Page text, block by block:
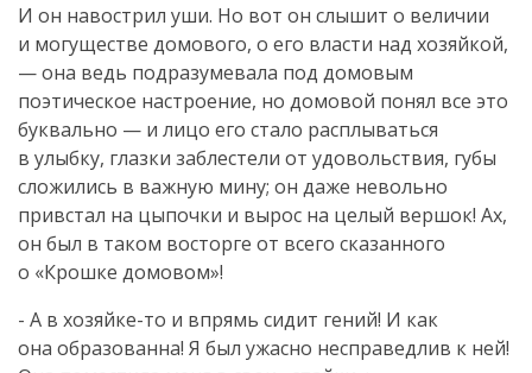
И он навострил уши. Но вот он слышит о величии
и могуществе домового, о его власти над хозяйкой,
— она ведь подразумевала под домовым
поэтическое настроение, но домовой понял все это
буквально — и лицо его стало расплываться
в улыбку, глазки заблестели от удовольствия, губы
сложились в важную мину; он даже невольно
привстал на цыпочки и вырос на целый вершок! Ах,
он был в таком восторге от всего сказанного
о «Крошке домовом»!
- А в хозяйке-то и впрямь сидит гений! И как
она образованна! Я был ужасно несправедлив к ней!